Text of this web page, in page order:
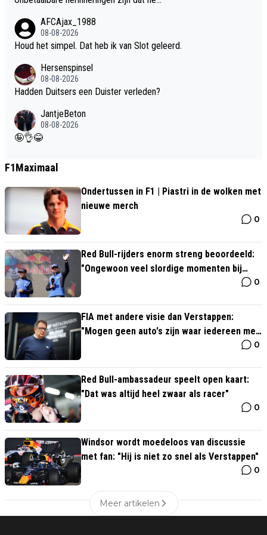
AFCAjax_1988
08-08-2026
Houd het simpel. Dat heb ik van Slot geleerd.
Hersenspinsel
08-08-2026
Hadden Duitsers een Duister verleden?
JantjeBeton
08-08-2026
🤪👌😂
F1Maximaal
Ondertussen in F1 | Piastri in de wolken met
nieuwe merch
0
Red Bull-rijders enorm streng beoordeeld:
"Ongewoon veel slordige momenten bij
0
FIA met andere visie dan Verstappen:
"Mogen geen auto's zijn waar iedereen mee
0
Red Bull-ambassadeur speelt open kaart:
"Dat was altijd heel zwaar als racer"
0
Windsor wordt moedeloos van discussie
met fan: "Hij is niet zo snel als Verstappen"
0
Meer artikelen